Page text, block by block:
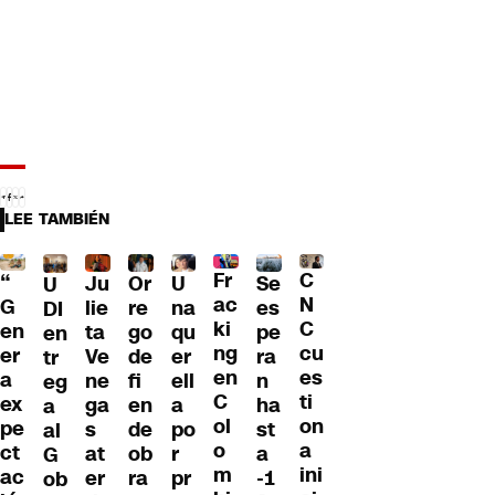
LEE TAMBIÉN
“
G
en
er
a
ex
pe
ct
ac
U
DI
en
tr
eg
a
al
G
ob
Ju
lie
ta
Ve
ne
ga
s
at
er
Or
re
go
de
fi
en
de
ob
ra
U
na
qu
er
ell
a
po
r
pr
Fr
ac
ki
ng
en
C
ol
o
m
Se
es
pe
ra
n
ha
st
a
-1
C
N
C
cu
es
ti
on
a
ini